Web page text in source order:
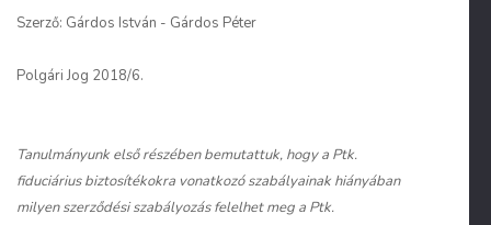
Szerző: Gárdos István - Gárdos Péter
Polgári Jog 2018/6.
Tanulmányunk első részében bemutattuk, hogy a Ptk.
fiduciárius biztosítékokra vonatkozó szabályainak hiányában
milyen szerződési szabályozás felelhet meg a Ptk.